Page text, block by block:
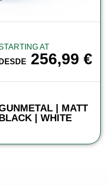
AT
DESDE
256,99€
| MATT
| WHITE